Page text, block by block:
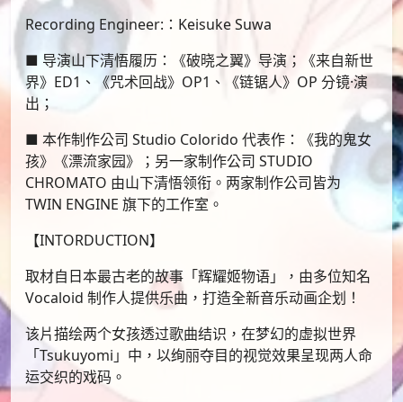
Recording Engineer:：Keisuke Suwa
■ 导演山下清悟履历：《破晓之翼》导演；《来自新世
界》ED1、《咒术回战》OP1、《链锯人》OP 分镜·演
出；
■ 本作制作公司 Studio Colorido 代表作：《我的鬼女
孩》《漂流家园》；另一家制作公司 STUDIO
CHROMATO 由山下清悟领衔。两家制作公司皆为
TWIN ENGINE 旗下的工作室。
【INTORDUCTION】
取材自日本最古老的故事「辉耀姬物语」，由多位知名
Vocaloid 制作人提供乐曲，打造全新音乐动画企划！
该片描绘两个女孩透过歌曲结识，在梦幻的虚拟世界
「Tsukuyomi」中，以绚丽夺目的视觉效果呈现两人命
运交织的戏码。